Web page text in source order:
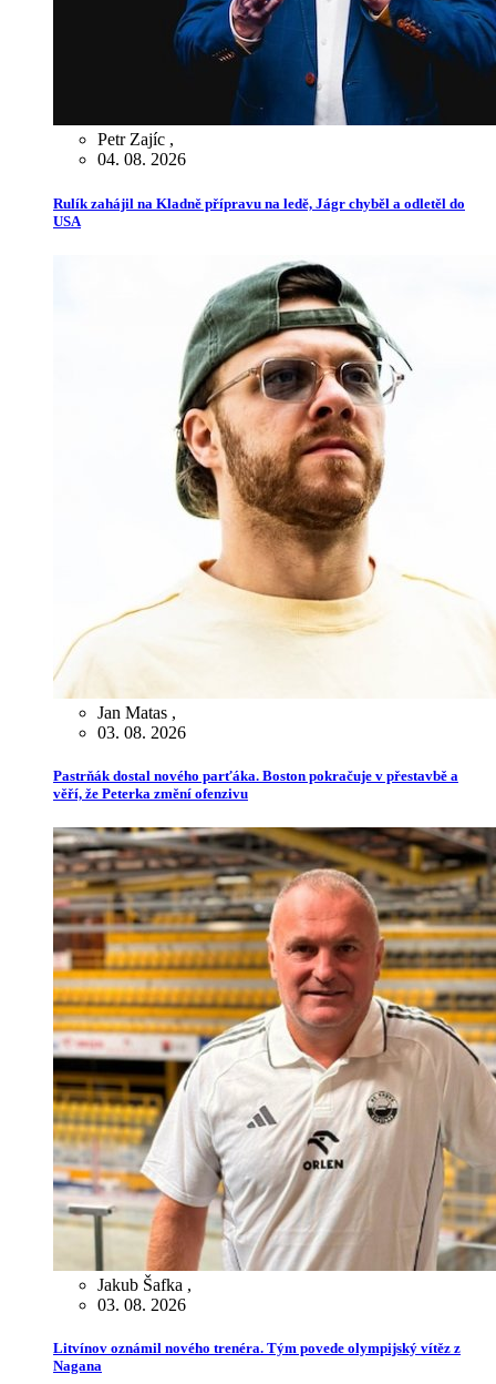
Petr Zajíc ,
04. 08. 2026
Rulík zahájil na Kladně přípravu na ledě, Jágr chyběl a odletěl do
USA
Jan Matas ,
03. 08. 2026
Pastrňák dostal nového parťáka. Boston pokračuje v přestavbě a
věří, že Peterka změní ofenzivu
Jakub Šafka ,
03. 08. 2026
Litvínov oznámil nového trenéra. Tým povede olympijský vítěz z
Nagana